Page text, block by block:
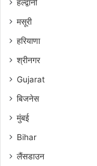
हल्द्वानी
मसूरी
हरियाणा
श्रीनगर
Gujarat
बिजनेस
मुंबई
Bihar
लैंसडाउन